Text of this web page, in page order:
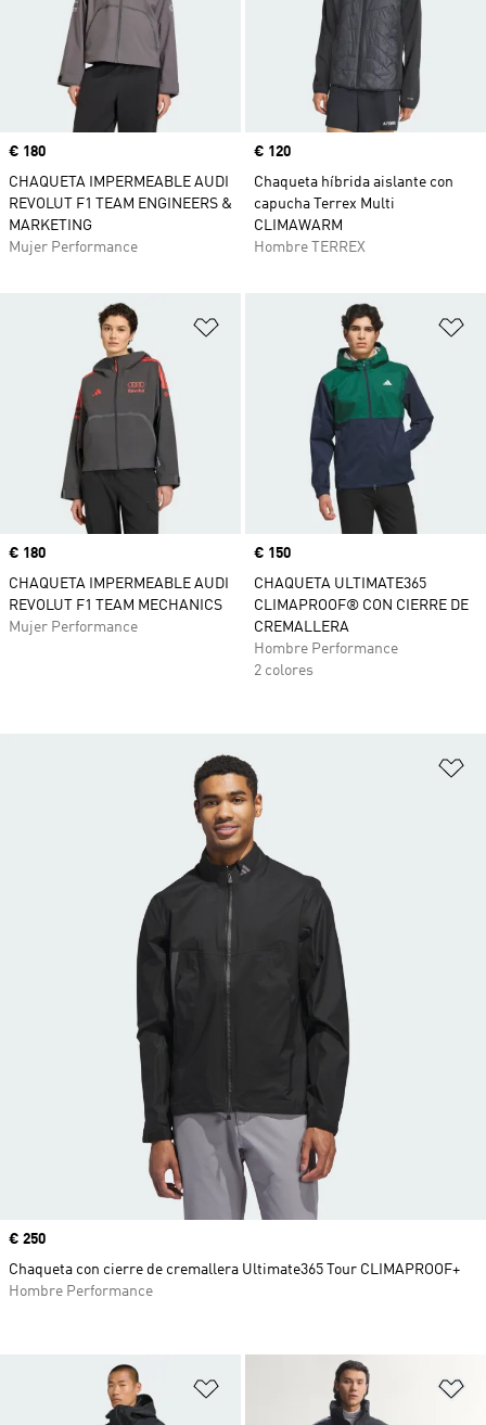
Precio
€ 180
CHAQUETA IMPERMEABLE AUDI
REVOLUT F1 TEAM ENGINEERS &
MARKETING
Mujer Performance
Precio
€ 120
Chaqueta híbrida aislante con
capucha Terrex Multi
CLIMAWARM
Hombre TERREX
Añadir a la lista de deseos
Precio
€ 180
CHAQUETA IMPERMEABLE AUDI
REVOLUT F1 TEAM MECHANICS
Mujer Performance
Precio
€ 150
CHAQUETA ULTIMATE365
CLIMAPROOF® CON CIERRE DE
CREMALLERA
Hombre Performance
2 colores
Añadir a la lista de deseos
Precio
€ 250
Chaqueta con cierre de cremallera Ultimate365 Tour CLIMAPROOF+
Hombre Performance